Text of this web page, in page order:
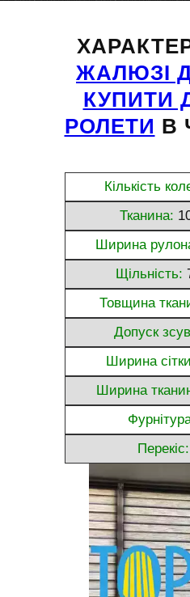
ЖАЛЮЗІ
КУПИТИ
РОЛЕТИ В
Кількість
Тканина:
Ширина
Щільність:
Товщина
Допуск
Ширина
Ширина
Перекіс: